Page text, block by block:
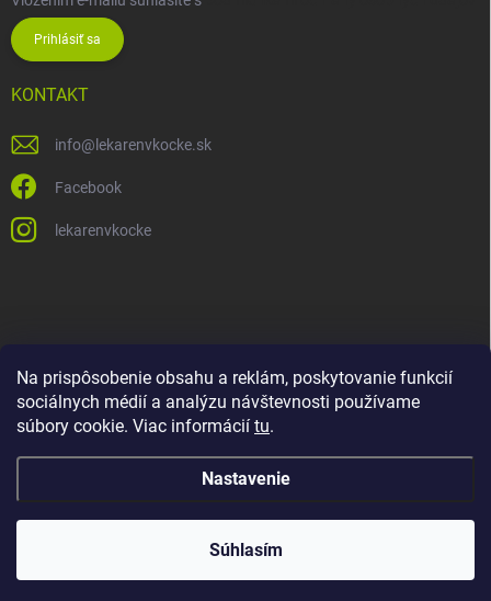
Na prispôsobenie obsahu a reklám, poskytovanie funkcií
sociálnych médií a analýzu návštevnosti používame
súbory cookie. Viac informácií tu.
Nastavenie
Súhlasím
Prihlásiť sa
KONTAKT
info@lekarenvkocke.sk
Facebook
lekarenvkocke
nastavenie cookies